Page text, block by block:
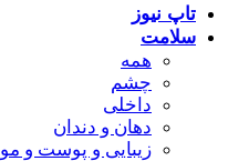
تاپ نیوز
سلامت
همه
چشم
داخلی
دهان و دندان
زیبایی و پوست و مو